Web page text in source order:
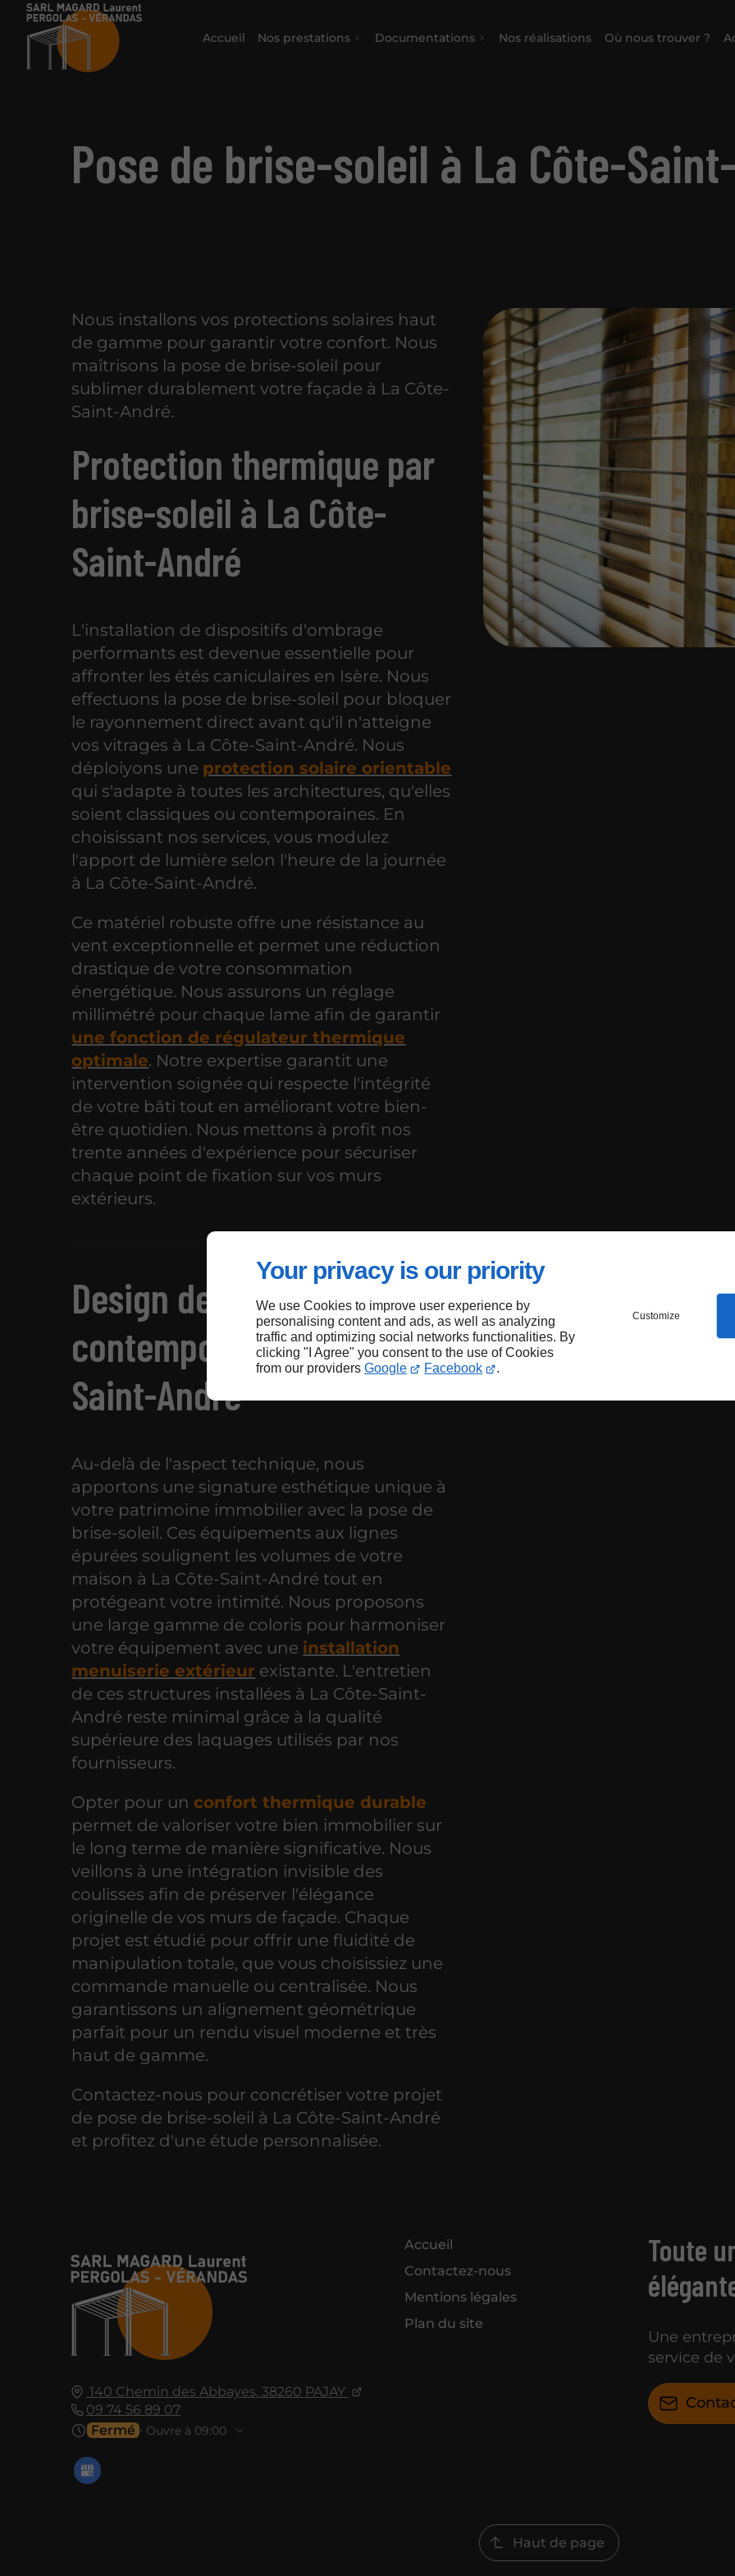
Your privacy is our priority
We use Cookies to improve user experience by
personalising content and ads, as well as analyzing
traffic and optimizing social networks functionalities. By
clicking "I Agree" you consent to the use of Cookies
from our providers Google Facebook .
Customize
Accueil Nos prestations Documentations Nos réalisations Où nous trouver ?
Pose de brise-soleil à La Côte-
Nous installons vos protections solaires haut
de gamme pour garantir votre confort. Nous
maîtrisons la pose de brise-soleil pour
sublimer durablement votre façade à La Côte-
Saint-André.
Protection thermique par
brise-soleil à La Côte-
Saint-André
L'installation de dispositifs d'ombrage
performants est devenue essentielle pour
affronter les étés caniculaires en Isère. Nous
effectuons la pose de brise-soleil pour bloquer
le rayonnement direct avant qu'il n'atteigne
vos vitrages à La Côte-Saint-André. Nous
déploiyons une protection solaire orientable
qui s'adapte à toutes les architectures, qu'elles
soient classiques ou contemporaines. En
choisissant nos services, vous modulez
l'apport de lumière selon l'heure de la journée
à La Côte-Saint-André.
Ce matériel robuste offre une résistance au
vent exceptionnelle et permet une réduction
drastique de votre consommation
énergétique. Nous assurons un réglage
millimétré pour chaque lame afin de garantir
une fonction de régulateur thermique
optimale. Notre expertise garantit une
intervention soignée qui respecte l'intégrité
de votre bâti tout en améliorant votre bien-
être quotidien. Nous mettons à profit nos
trente années d'expérience pour sécuriser
chaque point de fixation sur vos murs
extérieurs.
Design de façade
contemporain à La Côte-
Saint-André
Au-delà de l'aspect technique, nous
apportons une signature esthétique unique à
votre patrimoine immobilier avec la pose de
brise-soleil. Ces équipements aux lignes
épurées soulignent les volumes de votre
maison à La Côte-Saint-André tout en
protégeant votre intimité. Nous proposons
une large gamme de coloris pour harmoniser
votre équipement avec une installation
menuiserie extérieur existante. L'entretien
de ces structures installées à La Côte-Saint-
André reste minimal grâce à la qualité
supérieure des laquages utilisés par nos
fournisseurs.
Opter pour un confort thermique durable
permet de valoriser votre bien immobilier sur
le long terme de manière significative. Nous
veillons à une intégration invisible des
coulisses afin de préserver l'élégance
originelle de vos murs de façade. Chaque
projet est étudié pour offrir une fluidité de
manipulation totale, que vous choisissiez une
commande manuelle ou centralisée. Nous
garantissons un alignement géométrique
parfait pour un rendu visuel moderne et très
haut de gamme.
Contactez-nous pour concrétiser votre projet
de pose de brise-soleil à La Côte-Saint-André
et profitez d'une étude personnalisée.
140 Chemin des Abbayes, 38260 PAJAY
09 74 56 89 07
Fermé ⋅ Ouvre à 09:00
Accueil
Contactez-nous
Mentions légales
Plan du site
Toute
Une
service de
Haut de page